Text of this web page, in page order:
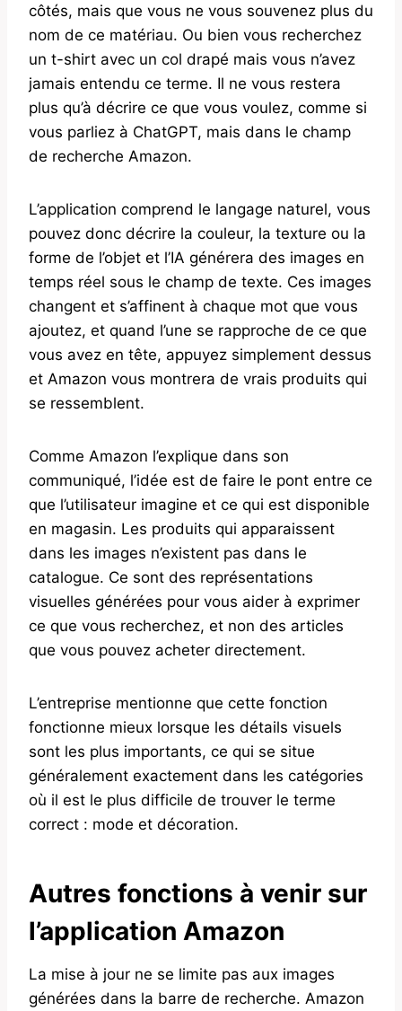
côtés, mais que vous ne vous souvenez plus du
nom de ce matériau. Ou bien vous recherchez
un t-shirt avec un col drapé mais vous n’avez
jamais entendu ce terme. Il ne vous restera
plus qu’à décrire ce que vous voulez, comme si
vous parliez à ChatGPT, mais dans le champ
de recherche Amazon.
L’application comprend le langage naturel, vous
pouvez donc décrire la couleur, la texture ou la
forme de l’objet et l’IA générera des images en
temps réel sous le champ de texte. Ces images
changent et s’affinent à chaque mot que vous
ajoutez, et quand l’une se rapproche de ce que
vous avez en tête, appuyez simplement dessus
et Amazon vous montrera de vrais produits qui
se ressemblent.
Comme Amazon l’explique dans son
communiqué, l’idée est de faire le pont entre ce
que l’utilisateur imagine et ce qui est disponible
en magasin. Les produits qui apparaissent
dans les images n’existent pas dans le
catalogue. Ce sont des représentations
visuelles générées pour vous aider à exprimer
ce que vous recherchez, et non des articles
que vous pouvez acheter directement.
L’entreprise mentionne que cette fonction
fonctionne mieux lorsque les détails visuels
sont les plus importants, ce qui se situe
généralement exactement dans les catégories
où il est le plus difficile de trouver le terme
correct : mode et décoration.
Autres fonctions à venir sur
l’application Amazon
La mise à jour ne se limite pas aux images
générées dans la barre de recherche. Amazon